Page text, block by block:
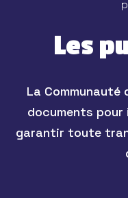
Les
La
documents
garantir toute